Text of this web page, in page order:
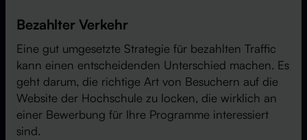
Bezahlter Verkehr
Eine gut umgesetzte Strategie für bezahlten Traffic
kann einen entscheidenden Unterschied machen. Es
geht darum, die richtige Art von Besuchern auf die
Website der Hochschule zu locken, die wirklich an
einer Bewerbung für Ihre Programme interessiert
sind.